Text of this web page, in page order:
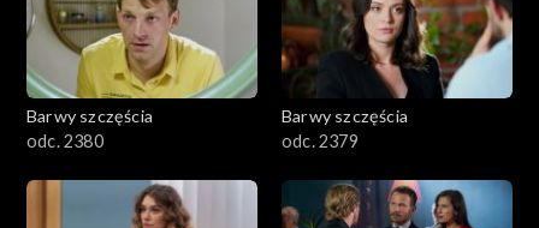
Barwy szczęścia
odc. 2380
Barwy szczęścia
odc. 2379